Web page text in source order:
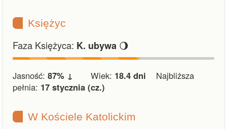
Księżyc
Faza Księżyca: K. ubywa 🌖
Jasność: 87% ↓ Wiek: 18.4 dni Najbliższa
pełnia: 17 stycznia (cz.)
W Kościele Katolickim